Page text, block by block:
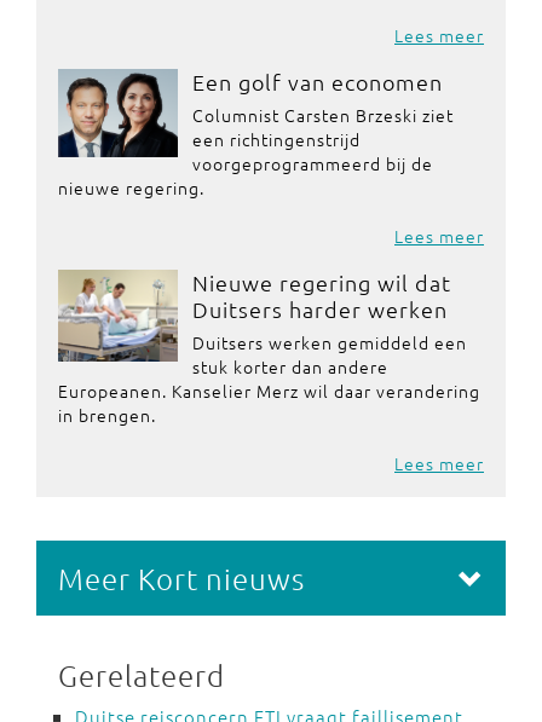
Lees meer
Een golf van economen
Columnist Carsten Brzeski ziet
een richtingenstrijd
voorgeprogrammeerd bij de
nieuwe regering.
Lees meer
Nieuwe regering wil dat
Duitsers harder werken
Duitsers werken gemiddeld een
stuk korter dan andere
Europeanen. Kanselier Merz wil daar verandering
in brengen.
Lees meer
Meer Kort nieuws
Gerelateerd
Duitse reisconcern FTI vraagt faillisement